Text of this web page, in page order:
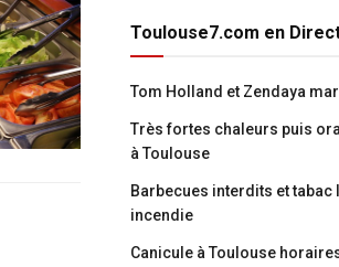
Toulouse7.com en
Tom Holland et Zendaya
Très fortes chaleurs puis
à Toulouse
Barbecues interdits et
incendie
Canicule à Toulouse